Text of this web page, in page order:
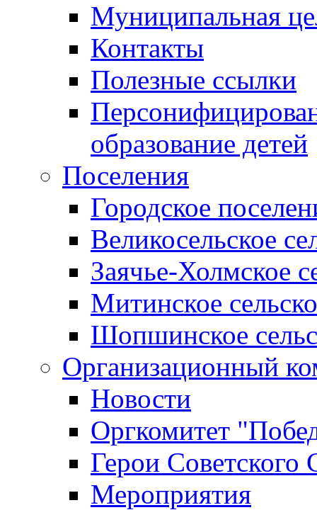
Муниципальная
Контакты
Полезные ссылки
образование детей
Поселения
Городское
Великосельское
Заячье-Холмское
Митинское
Шопшинское
Организационный
Новости
Оргкомитет
Герои Советского
Мероприятия